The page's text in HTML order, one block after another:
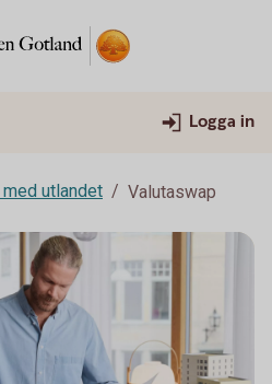
Logga in
med utlandet Valutaswap